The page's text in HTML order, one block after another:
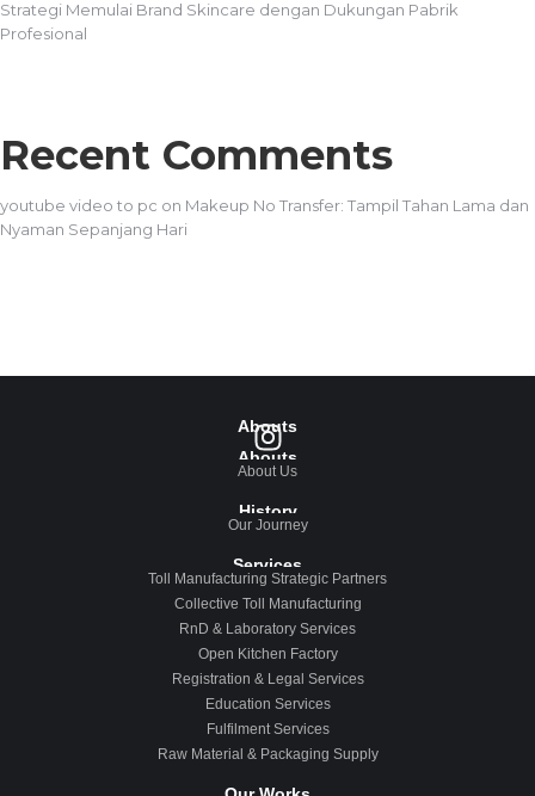
Strategi Memulai Brand Skincare dengan Dukungan Pabrik
Profesional
Recent Comments
youtube video to pc on Makeup No Transfer: Tampil Tahan Lama dan
Nyaman Sepanjang Hari
Abouts
Abouts
About Us
History
Our Journey
Services
Toll Manufacturing Strategic Partners
Collective Toll Manufacturing
RnD & Laboratory Services
Open Kitchen Factory
Registration & Legal Services
Education Services
Fulfilment Services
Raw Material & Packaging Supply